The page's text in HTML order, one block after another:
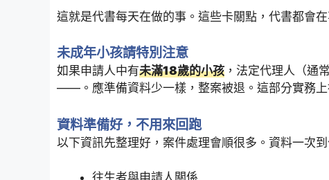
這就是代書每天在做的事。這些卡關點，代書都會在
未成年小孩請特別注意
如果申請人中有未滿18歲的小孩 ，法定代理人（通
——。應準備資料少一樣，整案被退。這部分實務上
資料準備好，不用來回跑
以下資訊先整理好，案件處理會順很多。資料一次